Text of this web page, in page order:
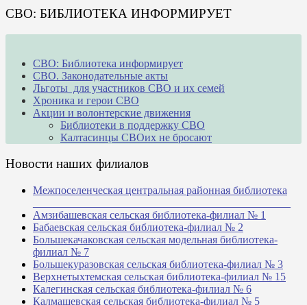
СВО: БИБЛИОТЕКА ИНФОРМИРУЕТ
СВО: Библиотека информирует
СВО. Законодательные акты
Льготы для участников СВО и их семей
Хроника и герои СВО
Акции и волонтерские движения
Библиотеки в поддержку СВО
Калтасинцы СВОих не бросают
Новости наших филиалов
Межпоселенческая центральная районная библиотека
Амзибашевская сельская библиотека-филиал № 1
Бабаевская сельская библиотека-филиал № 2
Большекачаковская сельская модельная библиотека-
филиал № 7
Большекуразовская сельская библиотека-филиал № 3
Верхнетыхтемская сельская библиотека-филиал № 15
Калегинская сельская библиотека-филиал № 6
Калмашевская сельская библиотека-филиал № 5